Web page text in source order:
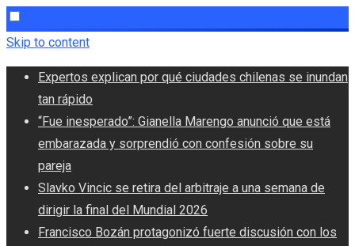
Skip to content
Expertos explican por qué ciudades chilenas se inundan
tan rápido
“Fue inesperado”: Gianella Marengo anunció que está
embarazada y sorprendió con confesión sobre su
pareja
Slavko Vincic se retira del arbitraje a una semana de
dirigir la final del Mundial 2026
Francisco Bozán protagonizó fuerte discusión con los